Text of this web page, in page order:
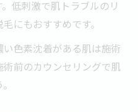
低刺激で肌トラブルのリ
にもおすすめです。
色素沈着がある肌は施術
前のカウンセリングで肌